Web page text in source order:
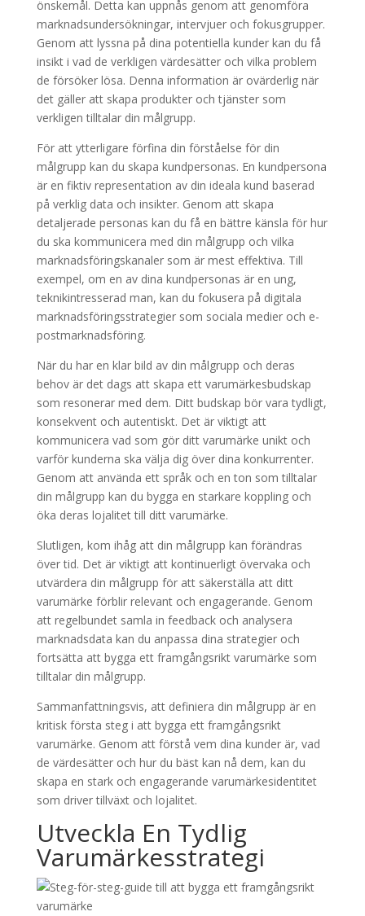
önskemål. Detta kan uppnås genom att genomföra
marknadsundersökningar, intervjuer och fokusgrupper.
Genom att lyssna på dina potentiella kunder kan du få
insikt i vad de verkligen värdesätter och vilka problem
de försöker lösa. Denna information är ovärderlig när
det gäller att skapa produkter och tjänster som
verkligen tilltalar din målgrupp.
För att ytterligare förfina din förståelse för din
målgrupp kan du skapa kundpersonas. En kundpersona
är en fiktiv representation av din ideala kund baserad
på verklig data och insikter. Genom att skapa
detaljerade personas kan du få en bättre känsla för hur
du ska kommunicera med din målgrupp och vilka
marknadsföringskanaler som är mest effektiva. Till
exempel, om en av dina kundpersonas är en ung,
teknikintresserad man, kan du fokusera på digitala
marknadsföringsstrategier som sociala medier och e-
postmarknadsföring.
När du har en klar bild av din målgrupp och deras
behov är det dags att skapa ett varumärkesbudskap
som resonerar med dem. Ditt budskap bör vara tydligt,
konsekvent och autentiskt. Det är viktigt att
kommunicera vad som gör ditt varumärke unikt och
varför kunderna ska välja dig över dina konkurrenter.
Genom att använda ett språk och en ton som tilltalar
din målgrupp kan du bygga en starkare koppling och
öka deras lojalitet till ditt varumärke.
Slutligen, kom ihåg att din målgrupp kan förändras
över tid. Det är viktigt att kontinuerligt övervaka och
utvärdera din målgrupp för att säkerställa att ditt
varumärke förblir relevant och engagerande. Genom
att regelbundet samla in feedback och analysera
marknadsdata kan du anpassa dina strategier och
fortsätta att bygga ett framgångsrikt varumärke som
tilltalar din målgrupp.
Sammanfattningsvis, att definiera din målgrupp är en
kritisk första steg i att bygga ett framgångsrikt
varumärke. Genom att förstå vem dina kunder är, vad
de värdesätter och hur du bäst kan nå dem, kan du
skapa en stark och engagerande varumärkesidentitet
som driver tillväxt och lojalitet.
Utveckla En Tydlig
Varumärkesstrategi